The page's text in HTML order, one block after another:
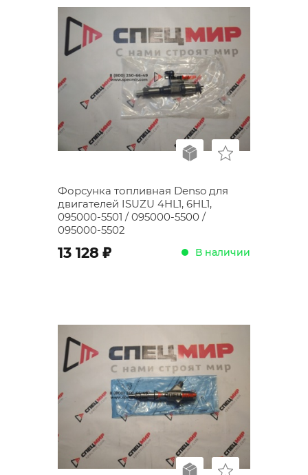
Форсунка топливная Denso для
двигателей ISUZU 4HL1, 6HL1,
095000-5501 / 095000-5500 /
095000-5502
13 128 ; В наличии